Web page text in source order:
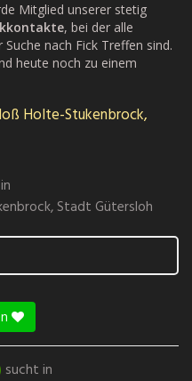
Mitglied unserer stetig
, bei der alle
nach Fick Treffen sind.
heute noch zu einem
Holte-Stukenbrock,
Stadt Gütersloh
sucht in